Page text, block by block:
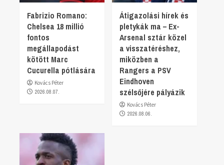
Fabrizio Romano:
Chelsea 18 millió
fontos
megállapodást
kötött Marc
Cucurella pótlására
Kovács Péter
2026.08.07.
Átigazolási hírek és
pletykák ma – Ex-
Arsenal sztár közel
a visszatéréshez,
miközben a
Rangers a PSV
Eindhoven
szélsőjére pályázik
Kovács Péter
2026.08.06.